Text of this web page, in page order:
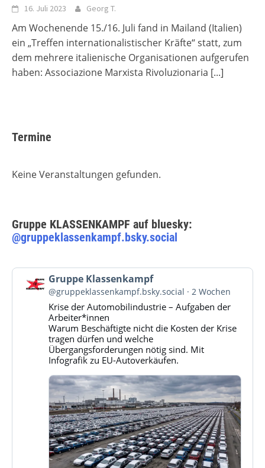
16. Juli 2023 Georg T.
Am Wochenende 15./16. Juli fand in Mailand (Italien)
ein „Treffen internationalistischer Kräfte“ statt, zum
dem mehrere italienische Organisationen aufgerufen
haben: Associazione Marxista Rivoluzionaria [...]
Termine
Keine Veranstaltungen gefunden.
Gruppe KLASSENKAMPF auf bluesky:
@gruppeklassenkampf.bsky.social
Beitrag
von
Gruppe
Klassenkampf
Bluesky
ansehen
Gruppe Klassenkampf
@gruppeklassenkampf.bsky.social 2 Wochen
Krise der Automobilindustrie – Aufgaben der
Arbeiter*innen
Warum Beschäftigte nicht die Kosten der Krise
tragen dürfen und welche
Übergangsforderungen nötig sind. Mit
Infografik zu EU-Autoverkäufen.